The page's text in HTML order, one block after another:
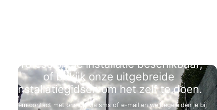
Professionele installatie beschikbaar,
of bekijk onze uitgebreide
installatiegidsen om het zelf te doen.
Neem contact met ons op via sms of e-mail en we begeleiden je bij